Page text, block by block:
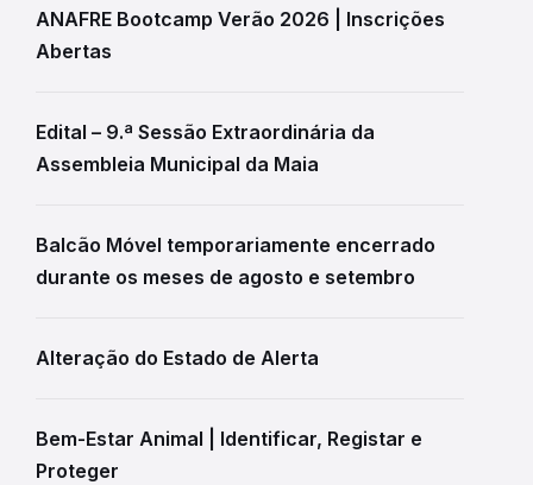
ANAFRE Bootcamp Verão 2026 | Inscrições
Abertas
Edital – 9.ª Sessão Extraordinária da
Assembleia Municipal da Maia
Balcão Móvel temporariamente encerrado
durante os meses de agosto e setembro
Alteração do Estado de Alerta
Bem-Estar Animal | Identificar, Registar e
Proteger